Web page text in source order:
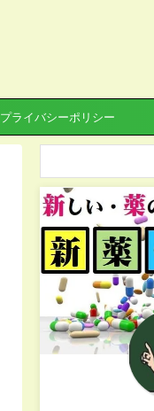
プライバシーポリシー